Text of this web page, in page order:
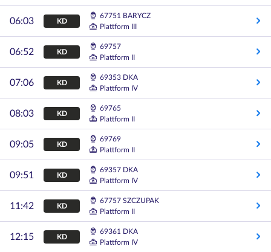
06:03 KD
67751 BARYCZ
Plattform III
06:52 KD
69757
Plattform II
07:06 KD
69353 DKA
Plattform IV
08:03 KD
69765
Plattform II
09:05 KD
69769
Plattform II
09:51 KD
69357 DKA
Plattform IV
11:42 KD
67757 SZCZUPAK
Plattform II
12:15 KD
69361 DKA
Plattform IV